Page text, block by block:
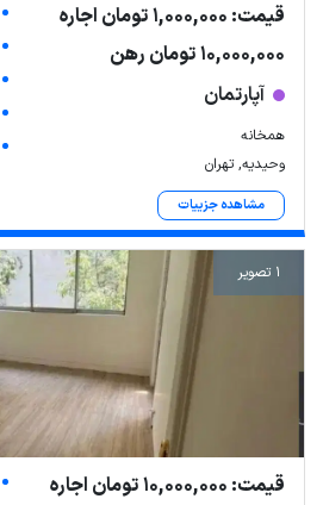
قیمت: 1,000,000 تومان اجاره
10,000,000 تومان رهن
آپارتمان
همخانه
وحیدیه, تهران
مشاهده جزییات
1 تصویر
قیمت: 10,000,000 تومان اجاره